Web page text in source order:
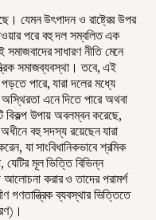
যেমন উৎপাদন ও রাষ্ট্রের উপর
পরে বহু দল সম্বলিত এক
সাধারণ নীতি মেনে
সমাজব্যবস্থা। তবে, এই
পারে, যারা দলের মধ্যে
এনে দিতে পারে অথবা
উপায় অবলম্বন করেছে,
অধীনে বহু সদস্য রয়েছেন যারা
যা সাংবিধানিকভাবে শ্রমিক
যেটির মূল ভিত্তি বিভিন্ন
আলোচনা করার ও তাদের পরামর্শ
গণতান্ত্রিক ব্যবস্থার ভিত্তিতে